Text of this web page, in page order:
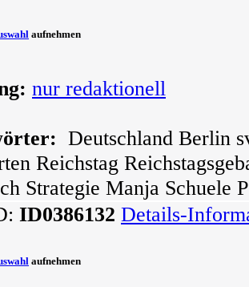
aufnehmen
nur redaktionell
Deutschland Berlin
Reichstag
Strategie Manja Schuele
ID0386132 Details-
aufnehmen